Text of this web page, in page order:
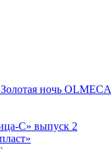
ночь OLMECA
С» выпуск 2